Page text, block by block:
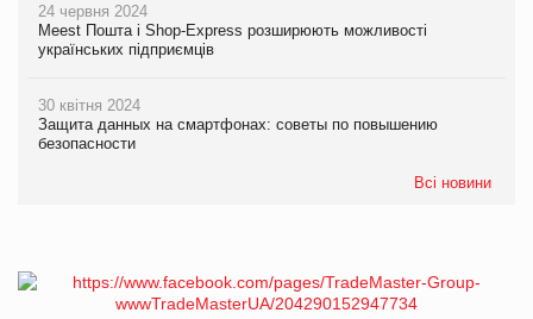
24 червня 2024
Meest Пошта і Shop-Express розширюють можливості
українських підприємців
30 квітня 2024
Защита данных на смартфонах: советы по повышению
безопасности
Всі новини